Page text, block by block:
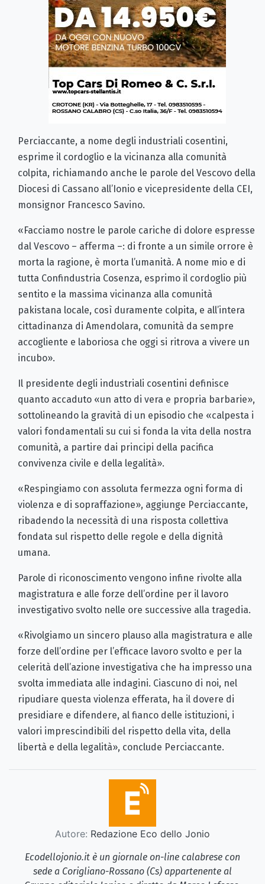
Perciaccante, a nome degli industriali cosentini,
esprime il cordoglio e la vicinanza alla comunità
colpita, richiamando anche le parole del Vescovo della
Diocesi di Cassano all’Ionio e vicepresidente della CEI,
monsignor Francesco Savino.
«Facciamo nostre le parole cariche di dolore espresse
dal Vescovo – afferma –: di fronte a un simile orrore è
morta la ragione, è morta l’umanità. A nome mio e di
tutta Confindustria Cosenza, esprimo il cordoglio più
sentito e la massima vicinanza alla comunità
pakistana locale, così duramente colpita, e all’intera
cittadinanza di Amendolara, comunità da sempre
accogliente e laboriosa che oggi si ritrova a vivere un
incubo».
Il presidente degli industriali cosentini definisce
quanto accaduto «un atto di vera e propria barbarie»,
sottolineando la gravità di un episodio che «calpesta i
valori fondamentali su cui si fonda la vita della nostra
comunità, a partire dai principi della pacifica
convivenza civile e della legalità».
«Respingiamo con assoluta fermezza ogni forma di
violenza e di sopraffazione», aggiunge Perciaccante,
ribadendo la necessità di una risposta collettiva
fondata sul rispetto delle regole e della dignità
umana.
Parole di riconoscimento vengono infine rivolte alla
magistratura e alle forze dell’ordine per il lavoro
investigativo svolto nelle ore successive alla tragedia.
«Rivolgiamo un sincero plauso alla magistratura e alle
forze dell’ordine per l’efficace lavoro svolto e per la
celerità dell’azione investigativa che ha impresso una
svolta immediata alle indagini. Ciascuno di noi, nel
ripudiare questa violenza efferata, ha il dovere di
presidiare e difendere, al fianco delle istituzioni, i
valori imprescindibili del rispetto della vita, della
libertà e della legalità», conclude Perciaccante.
Autore: Redazione Eco dello Jonio
Ecodellojonio.it è un giornale on-line calabrese con
sede a Corigliano-Rossano (Cs) appartenente al